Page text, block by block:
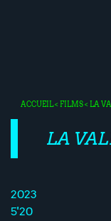
ACCUEIL< FILMS< LA
LA
2023
5'20